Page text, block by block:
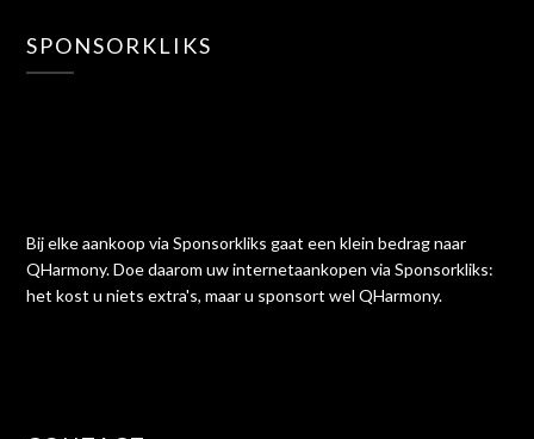
SPONSORKLIKS
Bij elke aankoop via Sponsorkliks gaat een klein bedrag naar
QHarmony. Doe daarom uw internetaankopen via Sponsorkliks:
het kost u niets extra's, maar u sponsort wel QHarmony.